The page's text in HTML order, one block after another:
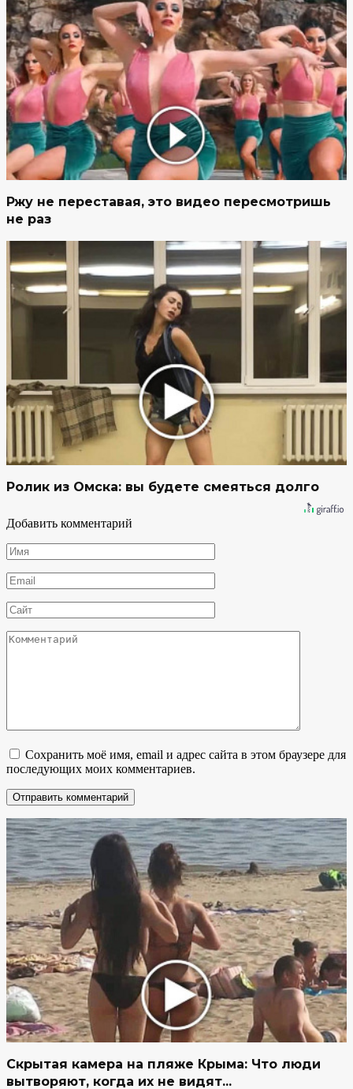
Ржу не переставая, это видео пересмотришь
не раз
Ролик из Омска: вы будете смеяться долго
Добавить комментарий
Имя
*
Email
*
Сайт
Комментарий
Сохранить моё имя, email и адрес сайта в этом браузере для
последующих моих комментариев.
Скрытая камера на пляже Крыма: Что люди
вытворяют, когда их не видят...